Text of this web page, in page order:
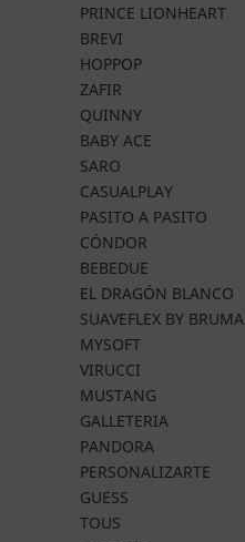
PRINCE LIONHEART
BREVI
HOPPOP
ZAFIR
QUINNY
BABY ACE
SARO
CASUALPLAY
PASITO A PASITO
CÓNDOR
BEBEDUE
EL DRAGÓN BLANCO
SUAVEFLEX BY BRUMA
MYSOFT
VIRUCCI
MUSTANG
GALLETERIA
PANDORA
PERSONALIZARTE
GUESS
TOUS